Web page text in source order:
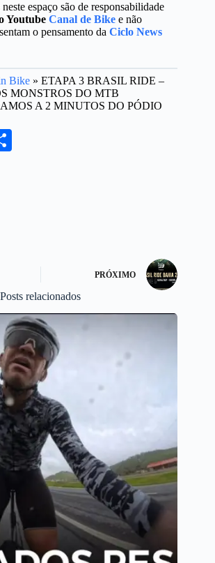
espaço são de responsabilidade
Youtube Canal de Bike e não
o pensamento da Ciclo News
Bike » ETAPA 3 BRASIL RIDE –
MONSTROS DO MTB
A 2 MINUTOS DO PÓDIO
PRÓXIMO
Posts relacionados